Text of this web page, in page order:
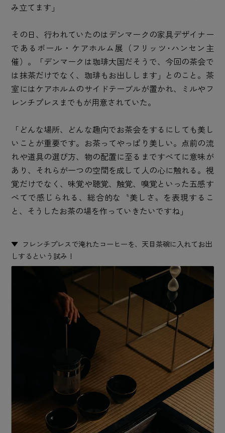
み立てます」
その日、行われていたのはデンマークの家具デザイナー
であるポール・ケアホルム展（フリッツ･ハンセン主
催）。「デンマークは珈琲大国だそうで、今回の茶会で
は抹茶だけでなく、珈琲もお出しします」とのこと。茶
室にはケアホルムのサイドテーブルが置かれ、ミルやフ
レンチプレスまでもが用意されていた。
「どんな場所、どんな趣向でお茶会をするにしても美し
いことが重要です。お茶ってやっぱり美しい。点前の流
れや道具の選び方、物の配置に至るまですべてに意味が
あり、それらが一つの空間を成して人の心に触れる。視
覚だけでなく、味覚や聴覚、触覚、嗅覚といった五感す
べてで感じられる、総合的な〝美しさ〟を表現するこ
と、そうしたお茶の場を作っていきたいですね」
フレンチプレスで淹れたコーヒーを、天目茶碗に入れてお出
しするという試み！